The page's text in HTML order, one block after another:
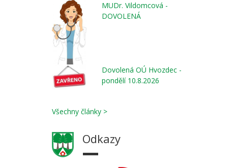
MUDr. Vildomcová -
DOVOLENÁ
Dovolená OÚ Hvozdec -
pondělí 10.8.2026
Všechny články >
Odkazy